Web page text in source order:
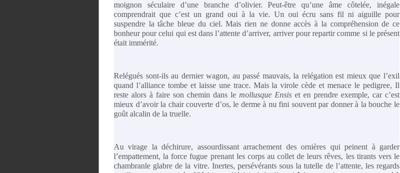
moignon séculaire d’une branche d’olivier. Peut-être qu’une âme côtelée, inégale
comprendrait que c’est un grand oui à la vie. Un oui écru sans fil ni aiguille pour
suspendre la tâche bleue du ciel. Mais rien ne donne accès à la compréhension de ce
bonheur pour celui qui est dans l’attente d’arriver, arriver pour repartir comme si le présent
était immérité.
Relégués sont-ils au dernier wagon, au passé mauvais, la relégation est mieux que l’exil
quand l’alliance tombe et laisse une trace. Mais la virole cède et menace le pedigree, Il
reste alors à faire son chemin dans le mollusque Ensis et en prendre exemple, car c’est
mieux d’avoir la chair couverte d’os, le derme à nu fini souvent par donner à la bouche le
goût alcalin de la truelle.
Au virage la déchirure, assourdissant arrachement des ornières qui peinent à garder
l’empattement, la force fugue prenant les corps au collet de leurs rêves, les tirants vers le
chambranle glabre de la vitre. Inertes, persévérants sous la tutelle de l’attente, les regards